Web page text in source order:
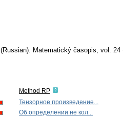
(Russian). Matematický časopis, vol. 24
Method RP
Тензорное произведение...
Об определении не кол...